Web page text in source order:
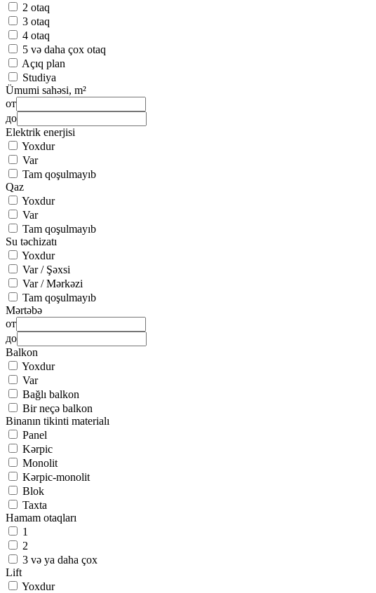
2 otaq
3 otaq
4 otaq
5 və daha çox otaq
Açıq plan
Studiya
Ümumi sahəsi, m²
от
до
Elektrik enerjisi
Yoxdur
Var
Tam qoşulmayıb
Qaz
Yoxdur
Var
Tam qoşulmayıb
Su təchizatı
Yoxdur
Var / Şəxsi
Var / Mərkəzi
Tam qoşulmayıb
Mərtəbə
от
до
Balkon
Yoxdur
Var
Bağlı balkon
Bir neçə balkon
Binanın tikinti materialı
Panel
Kərpic
Monolit
Kərpic-monolit
Blok
Taxta
Hamam otaqları
1
2
3 və ya daha çox
Lift
Yoxdur